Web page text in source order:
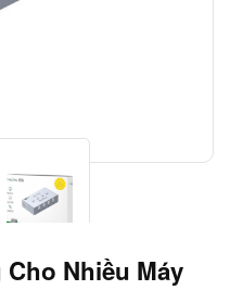
Nhiều Máy